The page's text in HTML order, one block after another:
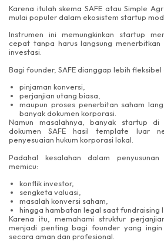
Karena itulah skema SAFE atau Simple
mulai populer dalam ekosistem startup
Instrumen ini memungkinkan startup
cepat tanpa harus langsung
investasi.
Bagi founder, SAFE dianggap lebih fleksibel
pinjaman konversi,
perjanjian utang biasa,
maupun proses penerbitan saham
banyak dokumen korporasi.
Namun masalahnya, banyak startup di
dokumen SAFE hasil template luar
penyesuaian hukum korporasi lokal.
Padahal kesalahan dalam
memicu:
konflik investor,
sengketa valuasi,
masalah konversi saham,
hingga hambatan legal saat fundraising
Karena itu, memahami struktur
menjadi penting bagi founder yang ingin
secara aman dan profesional.